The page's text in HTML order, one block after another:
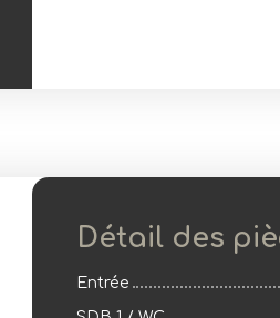
Détail des
Entrée